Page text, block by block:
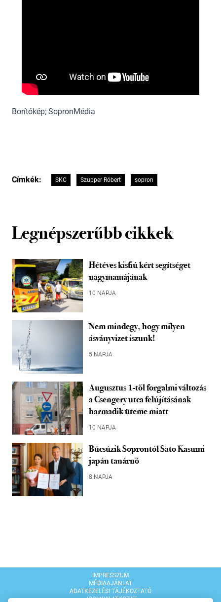
Borítókép; SopronMédia
Címkék: SKC Szupper Róbert sopron
Legnépszerűbb cikkek
Hétéves kisfiú kért segítséget
nagymamájának
10 NAPJA
Nem mindegy, hogy milyen
ásványvizet iszunk!
5 NAPJA
Augusztus 1-től forgalmi változás
a Csengery utca felújításának
harmadik üteme miatt
10 NAPJA
Búcsúzik Soprontól Sato Kasumi
japán tanárnő
8 NAPJA
IMPRESSZUM
MÉDIAAJÁNLAT
ADATKEZELÉSI TÁJÉKOZTATÓ
JOGI NYILATKOZAT